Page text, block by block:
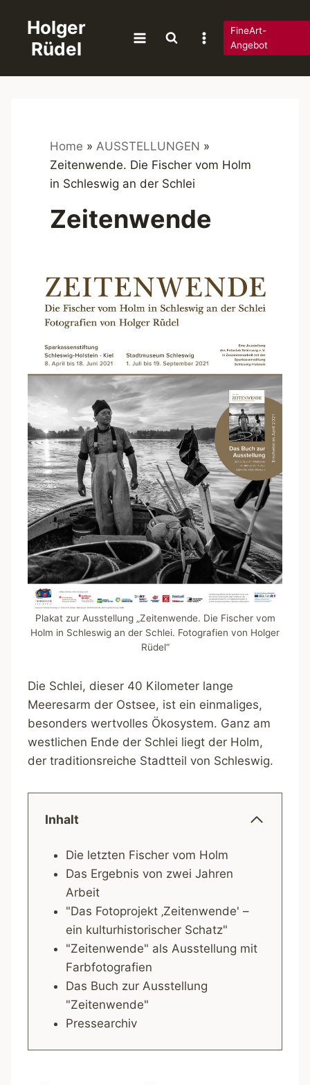
springen
Holger
Rüdel
FineArt-
Angebot
Home » AUSSTELLUNGEN »
Zeitenwende. Die Fischer vom Holm
in Schleswig an der Schlei
Zeitenwende
Plakat zur Ausstellung „Zeitenwende. Die Fischer vom
Holm in Schleswig an der Schlei. Fotografien von Holger
Rüdel“
Die Schlei, dieser 40 Kilometer lange
Meeresarm der Ostsee, ist ein einmaliges,
besonders wertvolles Ökosystem. Ganz am
westlichen Ende der Schlei liegt der Holm,
der traditionsreiche Stadtteil von Schleswig.
Inhalt
Die letzten Fischer vom Holm
Das Ergebnis von zwei Jahren
Arbeit
"Das Fotoprojekt ‚Zeitenwende' –
ein kulturhistorischer Schatz"
"Zeitenwende" als Ausstellung mit
Farbfotografien
Das Buch zur Ausstellung
"Zeitenwende"
Pressearchiv